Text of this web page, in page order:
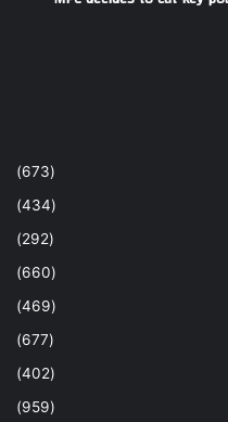
(673)
(434)
(292)
(660)
(469)
(677)
(402)
(959)